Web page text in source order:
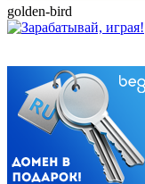
golden-bird